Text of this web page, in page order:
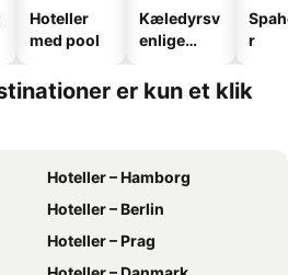
Hoteller
med pool
Kæledyrsv
enlige
r
er kun et klik
Hoteller – Hamborg
Hoteller – Berlin
Hoteller – Prag